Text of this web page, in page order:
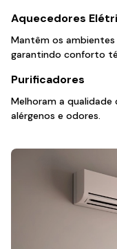
Aquecedores
Mantêm os
garantindo conforto
Purificadores
Melhoram a
alérgenos e odores.